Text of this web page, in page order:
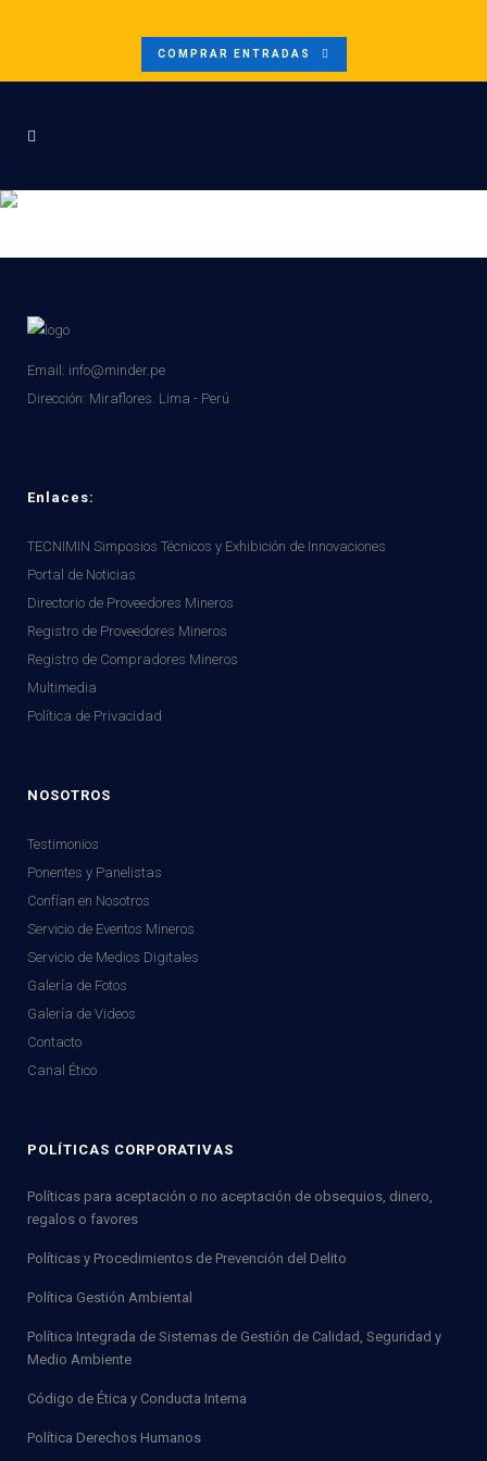
COMPRAR ENTRADAS
Email: info@minder.pe
Dirección: Miraflores. Lima - Perú
Enlaces:
TECNIMIN Simposios Técnicos y Exhibición de Innovaciones
Portal de Noticias
Directorio de Proveedores Mineros
Registro de Proveedores Mineros
Registro de Compradores Mineros
Multimedia
Política de Privacidad
NOSOTROS
Testimonios
Ponentes y Panelistas
Confían en Nosotros
Servicio de Eventos Mineros
Servicio de Medios Digitales
Galería de Fotos
Galería de Videos
Contacto
Canal Ético
POLÍTICAS CORPORATIVAS
Políticas para aceptación o no aceptación de obsequios, dinero,
regalos o favores
Políticas y Procedimientos de Prevención del Delito
Política Gestión Ambiental
Política Integrada de Sistemas de Gestión de Calidad, Seguridad y
Medio Ambiente
Código de Ética y Conducta Interna
Política Derechos Humanos